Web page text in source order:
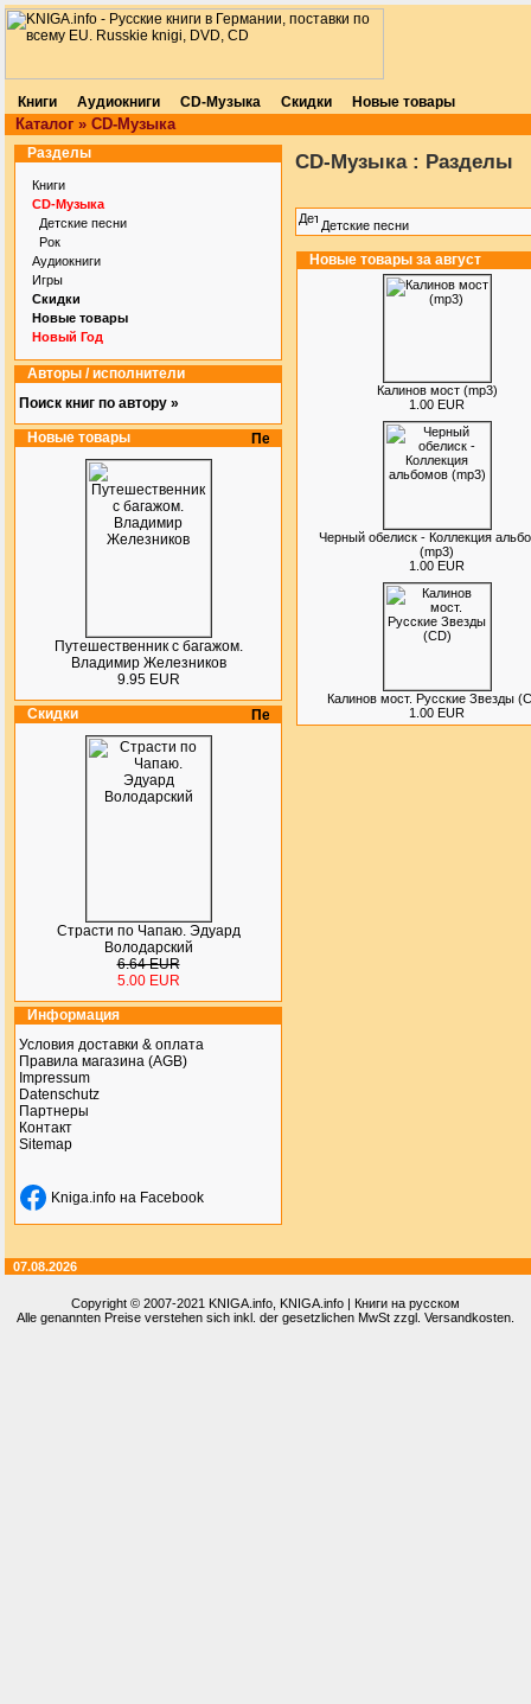
Книги Аудиокниги CD-Музыка Скидки Новые товары
Каталог » CD-Музыка
Разделы
Книги
CD-Музыка
Детские песни
Рок
Аудиокниги
Игры
Скидки
Новые товары
Новый Год
Авторы / исполнители
Поиск книг по автору »
Новые товары
Путешественник с багажом.
Владимир Железников
9.95 EUR
Скидки
Страсти по Чапаю. Эдуард
Володарский
6.64 EUR
5.00 EUR
Информация
Условия доставки & оплата
Правила магазина (AGB)
Impressum
Datenschutz
Партнеры
Контакт
Sitemap
Kniga.info на Facebook
CD-Музыка : Разделы
Детские песни
Новые товары за август
Калинов мост (mp3)
1.00 EUR
Черный обелиск - Коллекция
(mp3)
1.00 EUR
Калинов мост. Русские Звезды
1.00 EUR
07.08.2026
Copyright © 2007-2021 KNIGA.info , KNIGA.info | Книги на русском
Alle genannten Preise verstehen sich inkl. der gesetzlichen MwSt zzgl. Versandkosten.